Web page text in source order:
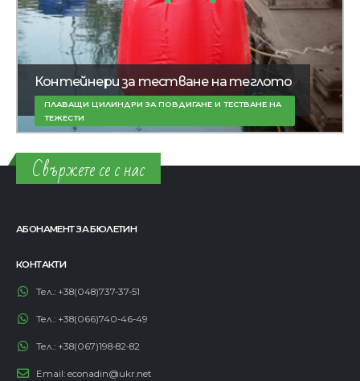
Контейнери за тестване на теглото
ПЛАВАЩИ ЦИЛИНДРИ ЗА ПОВДИГАНЕ И ТЕСТВАНЕ НА
ТЕЖЕСТИ
Свържете се с нас
АБОНАМЕНТ ЗА БЮЛЕТИН
КОНТАКТИ
Тел.: +38(048)737-37-51
Тел.: +38(066)740-46-49
Тел.: +38(067)198-82-82
Email: econadin@ukr.net